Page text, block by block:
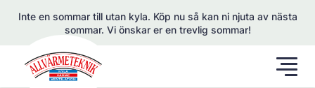
Inte en sommar till utan kyla. Köp nu så kan ni njuta av nästa
sommar. Vi önskar er en trevlig sommar!